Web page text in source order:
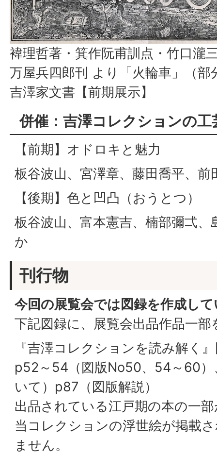
褘理哲著・箕作阮甫訓点・竹口瀧
万屋兵四郎刊 より「火輪車」（
吉澤家文書【前期展示】
併催：吉澤コレクションの
【前期】オドロキと魅力
板谷波山、宮澤章、藤田喬平、
【後期】色と凹凸（おうとつ）
板谷波山、富本憲吉、楠部彌弌、
か
刊行物
今回の展覧会では図録を作成し
下記図録に、展覧会出品作品一
『吉澤コレクションを読み解く
p52～54（図版No50、54～60）
いて）p87（図版解説）
出品されている江戸期の本の一
当コレクションの浮世絵が掲載
ません。